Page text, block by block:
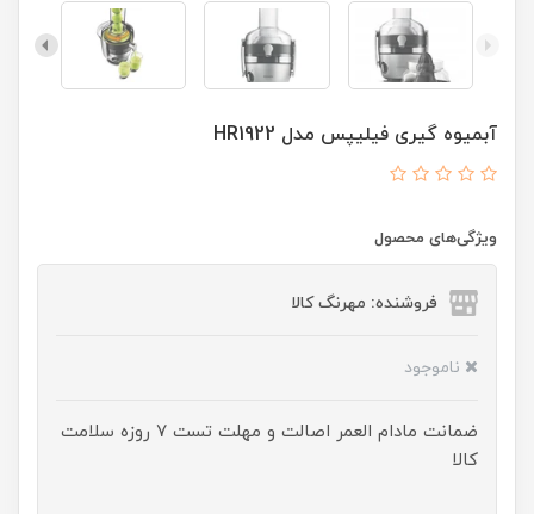
آبمیوه گیری فیلیپس مدل HR1922
ویژگی‌های محصول
فروشنده: مهرنگ کالا
ناموجود
ضمانت مادام العمر اصالت و مهلت تست ۷ روزه سلامت
کالا